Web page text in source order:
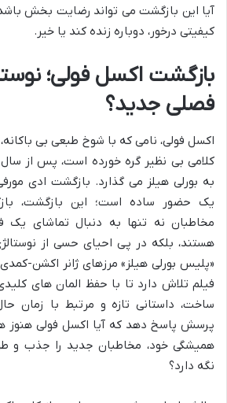
آیا این بازگشت می تواند رضایت بخش
کیفیتی درخور، دوباره زنده کند یا خیر.
بازگشت اکسل فولی؛
فصلی جدید؟
اکسل فولی، نامی که با شوخ طبعی بی
کلامی بی نظیر گره خورده است، پس از
به بورلی هیلز می گذارد. بازگشت ادی
یک حضور ساده است؛ این بازگشت،
مخاطبان نه تنها به دنبال تماشای یک
هستند، بلکه در پی احیای حسی از
«پلیس بورلی هیلز» مرزهای ژانر اکشن-
فیلم تلاش دارد تا با حفظ المان های
ساخت، داستانی تازه و مرتبط با زمان
پرسش پاسخ دهد که آیا اکسل فولی هنوز
همیشگی خود، مخاطبان جدید را جذب و
نگه دارد؟